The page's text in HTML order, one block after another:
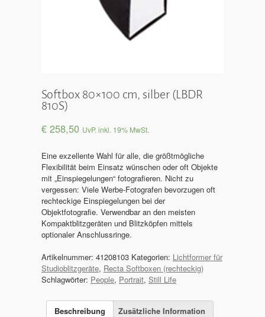
Softbox 80×100 cm, silber (LBDR
810S)
€ 258,50 UvP. inkl. 19% MwSt.
Eine exzellente Wahl für alle, die größtmögliche
Flexibilität beim Einsatz wünschen oder oft Objekte
mit „Einspiegelungen“ fotografieren. Nicht zu
vergessen: Viele Werbe-Fotografen bevorzugen oft
rechteckige Einspiegelungen bei der
Objektfotografie. Verwendbar an den meisten
Kompaktblitzgeräten und Blitzköpfen mittels
optionaler Anschlussringe.
Artikelnummer: 41208103 Kategorien: Lichtformer für
Studioblitzgeräte, Recta Softboxen (rechteckig)
Schlagwörter: People, Portrait, Still Life
Beschreibung Zusätzliche Information